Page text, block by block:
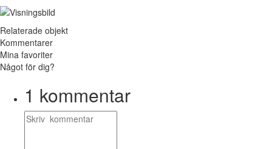
Relaterade objekt
Kommentarer
Mina favoriter
Något för dig?
1 kommentar